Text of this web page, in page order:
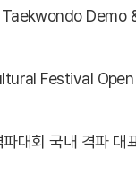
Demo
Festival
대회 국내 격파 대